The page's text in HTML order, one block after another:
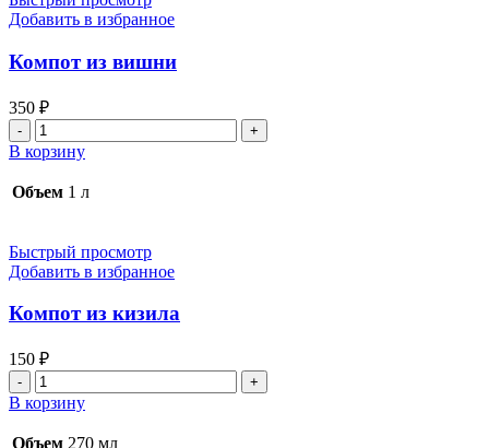
Добавить в избранное
Компот из вишни
350 ₽
Количество
товара
Компот
из
В корзину
Объем 1 л
Быстрый просмотр
Добавить в избранное
Компот из кизила
150 ₽
Количество
товара
Компот
из
В корзину
Объем 270 мл